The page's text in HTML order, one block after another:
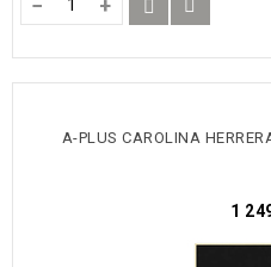
A-PLUS CAROLINA
1